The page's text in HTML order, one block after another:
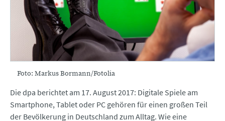
Foto: Markus Bormann/Fotolia
Die dpa berichtet am 17. August 2017: Digitale Spiele am
Smartphone, Tablet oder PC gehören für einen großen Teil
der Bevölkerung in Deutschland zum Alltag. Wie eine